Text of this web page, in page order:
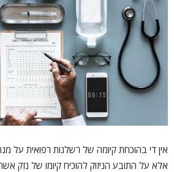
אין די בהוכחת קיומה של רשלנות רפואית על
אלא על התובע הניזוק להוכיח קיומו של נזק אשר